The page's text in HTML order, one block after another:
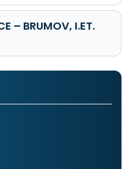
– BRUMOV, I.ET.